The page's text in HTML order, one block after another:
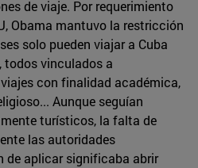
de viaje. Por requerimiento
Obama mantuvo la restricción
solo pueden viajar a Cuba
todos vinculados a
con finalidad académica,
Aunque seguían
turísticos, la falta de
las autoridades
de aplicar significaba abrir